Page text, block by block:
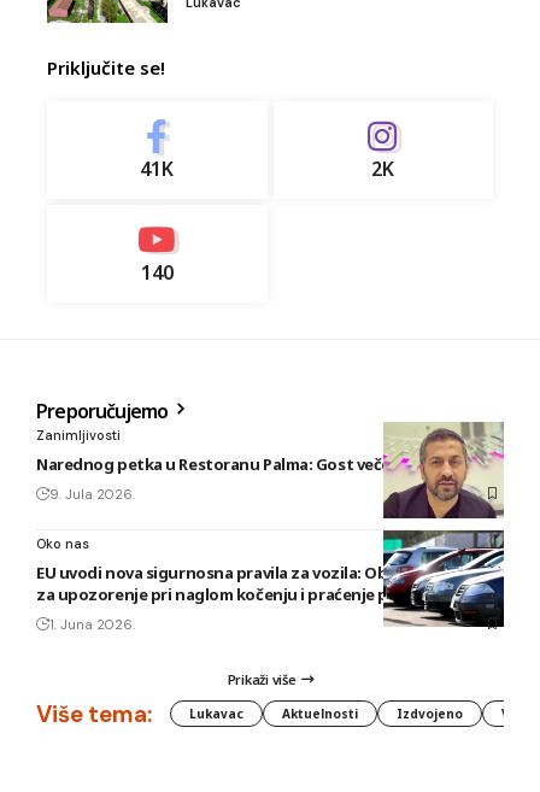
Priključite se!
41K 2K
140
Preporučujemo
Zanimljivosti
Narednog petka u Restoranu Palma: Gost večeri Fazlija
9. Jula 2026.
Oko nas
EU uvodi nova sigurnosna pravila za vozila: Obavezni sistemi
za upozorenje pri naglom kočenju i praćenje pažnje vozača
1. Juna 2026.
Prikaži više
Više tema: Lukavac Aktuelnosti Izdvojeno